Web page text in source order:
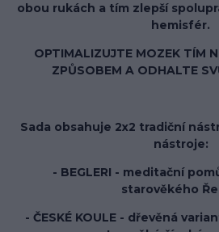
obou rukách a tím zlepší
hemisfér.
OPTIMALIZUJTE MOZEK TÍM
ZPŮSOBEM A ODHALTE
Sada obsahuje 2x2 tradiční
nástroje:
- BEGLERI - meditační
starověkého
- ČESKÉ KOULE - dřevěná